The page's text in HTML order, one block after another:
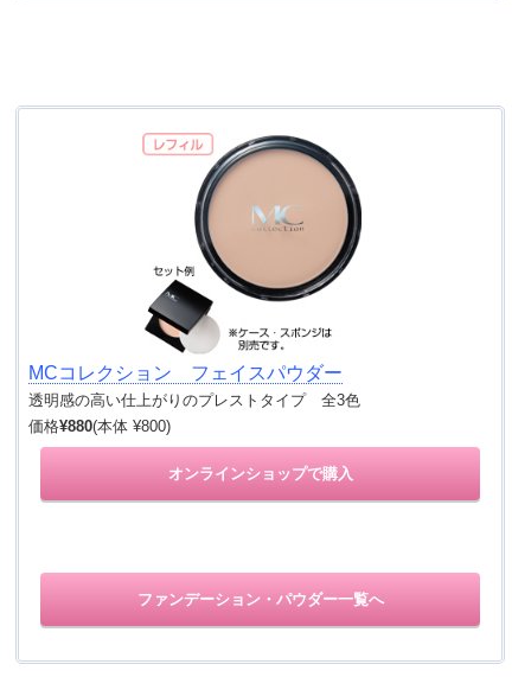
MCコレクション フェイスパウダー
透明感の高い仕上がりのプレストタイプ 全3色
価格¥880(本体 ¥800)
オンラインショップで購入
ファンデーション・パウダー一覧へ